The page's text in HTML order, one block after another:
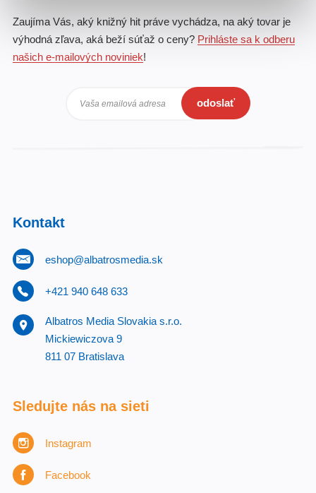
Zaujíma Vás, aký knižný hit práve vychádza, na aký tovar je
výhodná zľava, aká beží súťaž o ceny? Prihláste sa k odberu
našich e-mailových noviniek!
Vaša emailová adresa odoslať
Kontakt
eshop@albatrosmedia.sk
+421 940 648 633
Albatros Media Slovakia s.r.o.
Mickiewiczova 9
811 07 Bratislava
Sledujte nás na sieti
Instagram
Facebook